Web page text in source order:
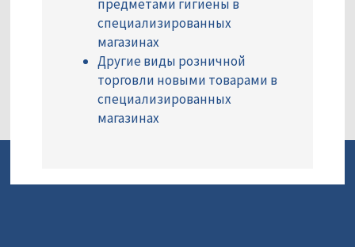
предметами гигиены в
специализированных
магазинах
Другие виды розничной
торговли новыми товарами в
специализированных
магазинах